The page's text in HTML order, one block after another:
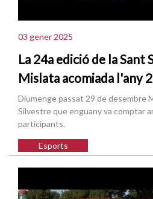
03 gener 2025
La 24a edició de la Sant
Mislata acomiada l'any
Diumenge passat 29 de desembre
Silvestre que enguany va comptar
participants.
Esports